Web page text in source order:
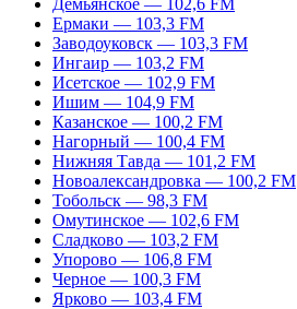
Демьянское — 102,6 FM
Ермаки — 103,3 FM
Заводоуковск — 103,3 FM
Ингаир — 103,2 FM
Исетское — 102,9 FM
Ишим — 104,9 FM
Казанское — 100,2 FM
Нагорный — 100,4 FM
Нижняя Тавда — 101,2 FM
Новоалександровка — 100,2 FM
Тобольск — 98,3 FM
Омутинское — 102,6 FM
Сладково — 103,2 FM
Упорово — 106,8 FM
Черное — 100,3 FM
Ярково — 103,4 FM